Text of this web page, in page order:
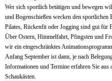
Wer sich sportlich betätigen und bewegen
und Bogenschießen wecken den
Pilates, Rückenfit oder Jogging sind gut für
Über Ostern, Himmelfahrt, Pfingsten und
wir ein eingeschränktes
Anfang September ist dann, je nach
Informationen und Termine erfahren Sie
Schaukästen.